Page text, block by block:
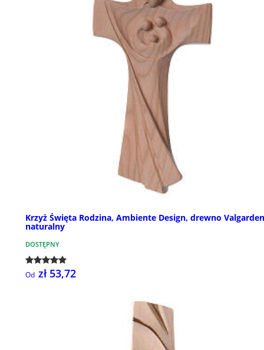
Krzyż Święta Rodzina, Ambiente Design, drewno
naturalny
DOSTĘPNY
Od zł 53,72